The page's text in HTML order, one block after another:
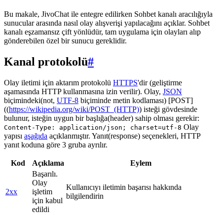
Bu makale, JivoChat ile entegre edilirken Sohbet kanalı aracılığıyla
sunucular arasında nasıl olay alışverişi yapılacağını açıklar. Sohbet
kanalı eşzamansız çift yönlüdür, tam uygulama için olayları alıp
gönderebilen özel bir sunucu gereklidir.
Kanal protokolü#
Olay iletimi için aktarım protokolü HTTPS'dir (geliştirme
aşamasında HTTP kullanmasına izin verilir). Olay, JSON
biçimindeki(not, UTF-8 biçiminde metin kodlaması) [POST]
((https://wikipedia.org/wiki/POST_(HTTP)) isteği gövdesinde
bulunur, isteğin uygun bir başlığa(header) sahip olması gerekir:
Content-Type: application/json; charset=utf-8 Olay
yapısı aşağıda açıklanmıştır. Yanıt(response) seçenekleri, HTTP
yanıt koduna göre 3 gruba ayrılır.
Kod Açıklama Eylem
2xx
Başarılı.
Olay
işletim
için kabul
edildi
Kullanıcıyı iletimin başarısı hakkında
bilgilendirin